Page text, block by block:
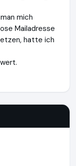
mich
Mailadresse
hatte ich